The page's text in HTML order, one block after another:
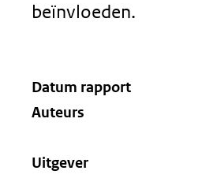
beïnvloeden.
Datum rapport
Auteurs
Uitgever